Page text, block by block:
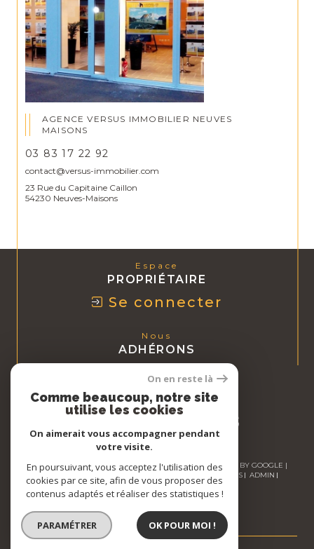
AGENCE VERSUS IMMOBILIER NEUVES
MAISONS
03 83 17 22 92
contact@versus-immobilier.com
23 Rue du Capitaine Caillon
54230 Neuves-Maisons
Espace
PROPRIÉTAIRE
Se connecter
Nous
ADHÉRONS
© 2026 | TOUS DROITS RÉSERVÉS | TRADUCTION POWERED BY GOOGLE |
NOS HONORAIRES
PLAN DU SITE MENTIONS LÉGALES
ADMIN
NOS LIENS
POLITIQUE RGPD COOKIES
On en reste là
Comme beaucoup, notre site
utilise les cookies
On aimerait vous accompagner pendant
votre visite.
En poursuivant, vous acceptez l'utilisation des
cookies par ce site, afin de vous proposer des
contenus adaptés et réaliser des statistiques !
PARAMÉTRER OK POUR MOI !